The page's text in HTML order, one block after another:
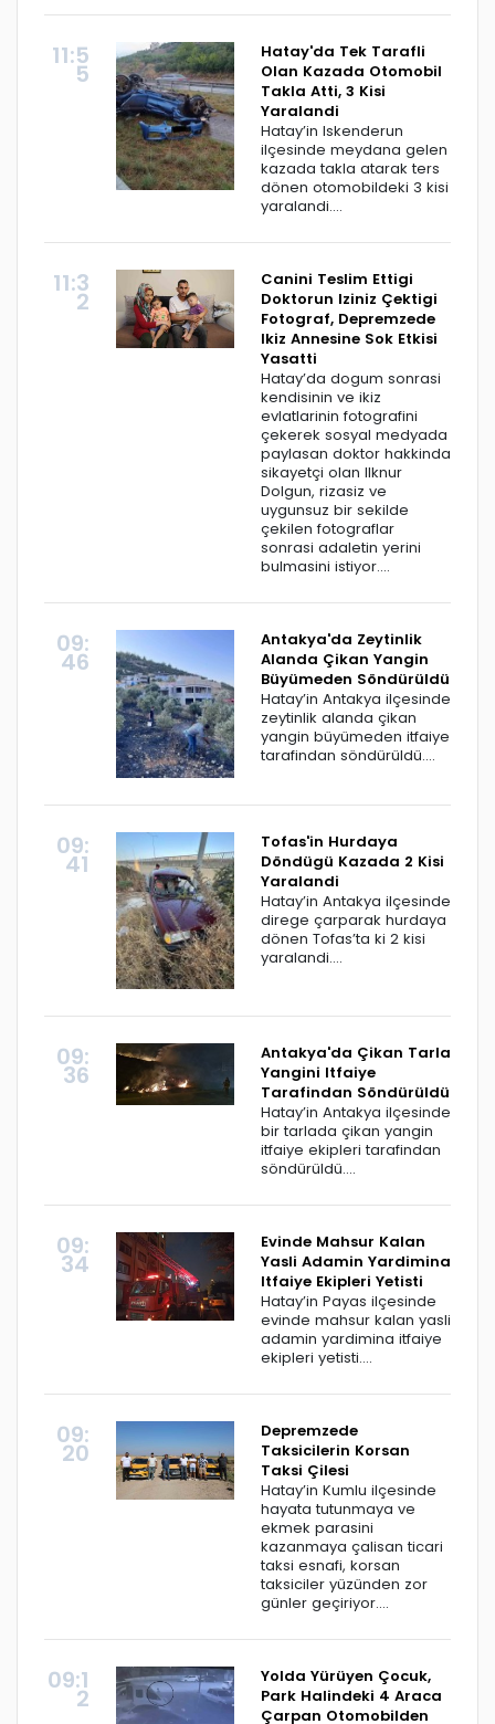
11:5
5
Hatay'da Tek Tarafli
Olan Kazada Otomobil
Takla Atti, 3 Kisi
Yaralandi
Hatay’in Iskenderun
ilçesinde meydana gelen
kazada takla atarak ters
dönen otomobildeki 3 kisi
yaralandi....
11:3
2
Canini Teslim Ettigi
Doktorun Iziniz Çektigi
Fotograf, Depremzede
Ikiz Annesine Sok Etkisi
Yasatti
Hatay’da dogum sonrasi
kendisinin ve ikiz
evlatlarinin fotografini
çekerek sosyal medyada
paylasan doktor hakkinda
sikayetçi olan Ilknur
Dolgun, rizasiz ve
uygunsuz bir sekilde
çekilen fotograflar
sonrasi adaletin yerini
bulmasini istiyor....
09:
46
Antakya'da Zeytinlik
Alanda Çikan Yangin
Büyümeden Söndürüldü
Hatay’in Antakya ilçesinde
zeytinlik alanda çikan
yangin büyümeden itfaiye
tarafindan söndürüldü....
09:
41
Tofas'in Hurdaya
Döndügü Kazada 2 Kisi
Yaralandi
Hatay’in Antakya ilçesinde
direge çarparak hurdaya
dönen Tofas’ta ki 2 kisi
yaralandi....
09:
36
Antakya'da Çikan Tarla
Yangini Itfaiye
Tarafindan Söndürüldü
Hatay’in Antakya ilçesinde
bir tarlada çikan yangin
itfaiye ekipleri tarafindan
söndürüldü....
09:
34
Evinde Mahsur Kalan
Yasli Adamin Yardimina
Itfaiye Ekipleri Yetisti
Hatay’in Payas ilçesinde
evinde mahsur kalan yasli
adamin yardimina itfaiye
ekipleri yetisti....
09:
20
Depremzede
Taksicilerin Korsan
Taksi Çilesi
Hatay’in Kumlu ilçesinde
hayata tutunmaya ve
ekmek parasini
kazanmaya çalisan ticari
taksi esnafi, korsan
taksiciler yüzünden zor
günler geçiriyor....
09:1
2
Yolda Yürüyen Çocuk,
Park Halindeki 4 Araca
Çarpan Otomobilden